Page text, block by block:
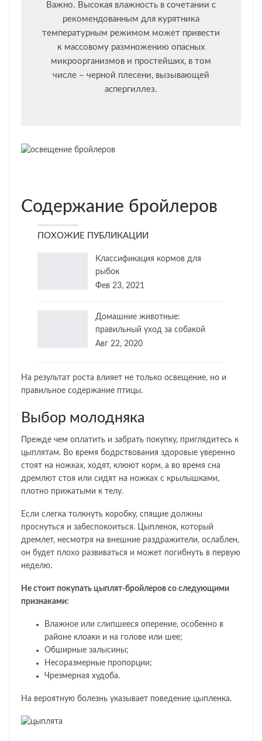
Важно. Высокая влажность в сочетании с
рекомендованным для курятника
температурным режимом может привести
к массовому размножению опасных
микроорганизмов и простейших, в том
числе – черной плесени, вызывающей
аспергиллез.
Содержание бройлеров
ПОХОЖИЕ ПУБЛИКАЦИИ
Классификация кормов для
рыбок
Фев 23, 2021
Домашние животные:
правильный уход за собакой
Авг 22, 2020
На результат роста влияет не только освещение, но и
правильное содержание птицы.
Выбор молодняка
Прежде чем оплатить и забрать покупку, приглядитесь к
цыплятам. Во время бодрствования здоровые уверенно
стоят на ножках, ходят, клюют корм, а во время сна
дремлют стоя или сидят на ножках с крылышками,
плотно прижатыми к телу.
Если слегка толкнуть коробку, спящие должны
проснуться и забеспокоиться. Цыпленок, который
дремлет, несмотря на внешние раздражители, ослаблен,
он будет плохо развиваться и может погибнуть в первую
неделю.
Не стоит покупать цыплят-бройлеров со следующими
признаками:
Влажное или слипшееся оперение, особенно в
районе клоаки и на голове или шее;
Обширные залысины;
Несоразмерные пропорции;
Чрезмерная худоба.
На вероятную болезнь указывает поведение цыпленка.